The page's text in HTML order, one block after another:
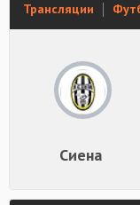
Трансляции
Сиена